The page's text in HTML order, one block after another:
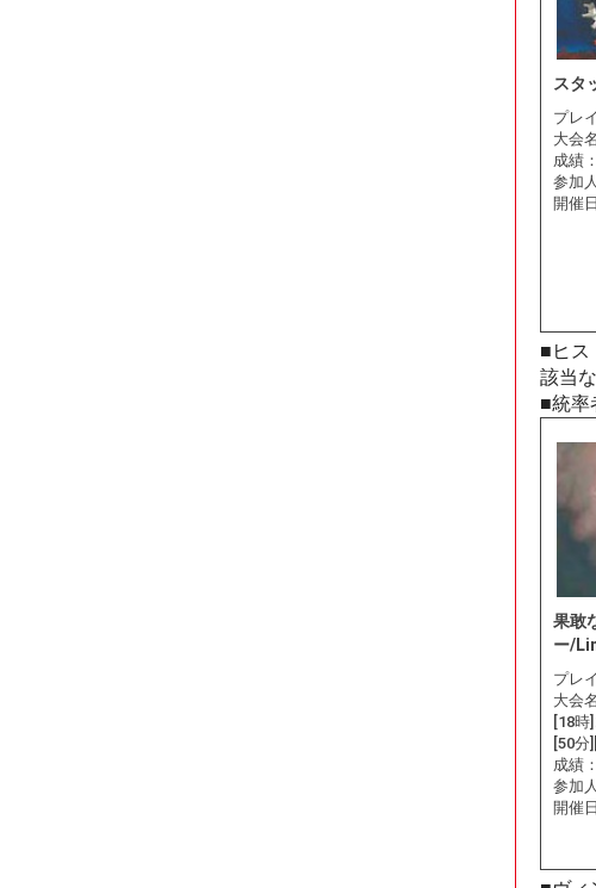
スタ
プレ
大会
成績：
参加
開催
■ヒス
該当
■統率
果敢
ー/
プレ
大会
[18
[50
成績：
参加
開催